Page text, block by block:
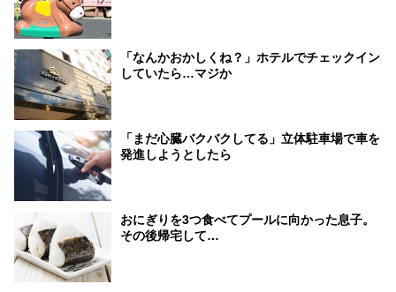
「なんかおかしくね？」ホテルでチェックイン
していたら…マジか
「まだ心臓バクバクしてる」立体駐車場で車を
発進しようとしたら
おにぎりを3つ食べてプールに向かった息子。
その後帰宅して…